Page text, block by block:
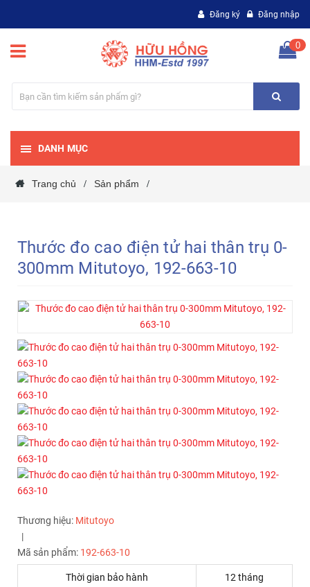
Đăng ký Đăng nhập
0
DANH MỤC
Trang chủ / Sản phẩm /
Thước đo cao điện tử hai thân trụ 0-
300mm Mitutoyo, 192-663-10
Thương hiệu: Mitutoyo
|
Mã sản phẩm: 192-663-10
Thời gian bảo hành 12 tháng